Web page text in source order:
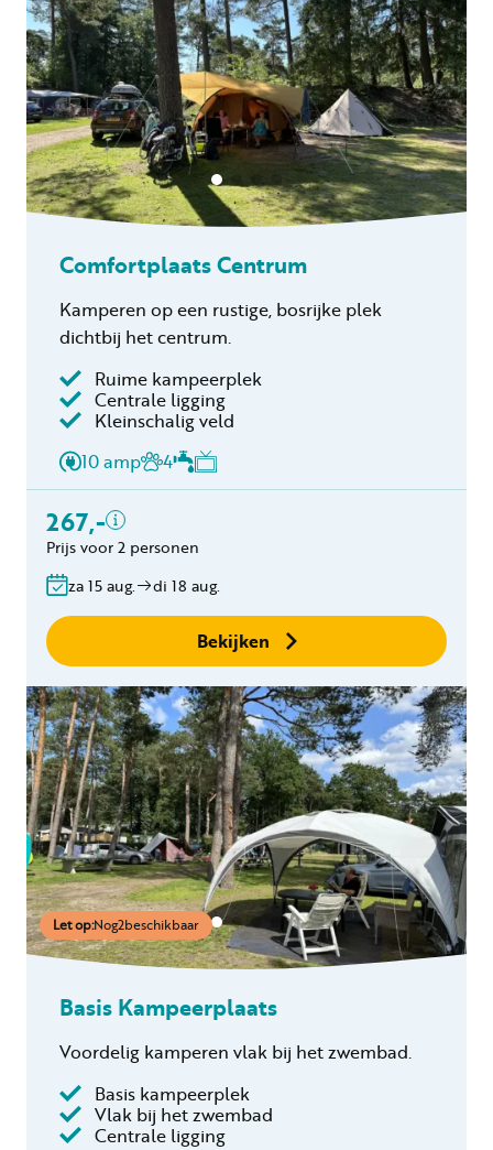
Comfortplaats Centrum
Kamperen op een rustige, bosrijke plek
dichtbij het centrum.
Ruime kampeerplek
Centrale ligging
Kleinschalig veld
10 amp
4
267,-
Inclusief
Geen boekingskosten
Prijs voor 2 personen
za 15 aug. di 18 aug.
Bekijken
Let op:Nog2beschikbaar
Basis Kampeerplaats
Voordelig kamperen vlak bij het zwembad.
Basis kampeerplek
Vlak bij het zwembad
Centrale ligging
Inclusief